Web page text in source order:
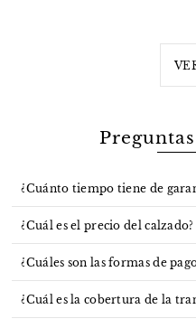
¿Cuánto tiempo tiene de
¿Cuál es el precio del
¿Cuáles son las formas de
¿Cuál es la cobertura de la